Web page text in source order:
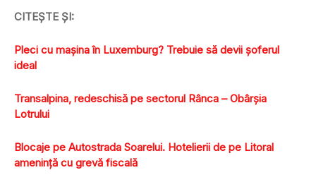
CITEŞTE ŞI:
Pleci cu maşina în Luxemburg? Trebuie să devii şoferul
ideal
Transalpina, redeschisă pe sectorul Rânca – Obârşia
Lotrului
Blocaje pe Autostrada Soarelui. Hotelierii de pe Litoral
ameninţă cu grevă fiscală